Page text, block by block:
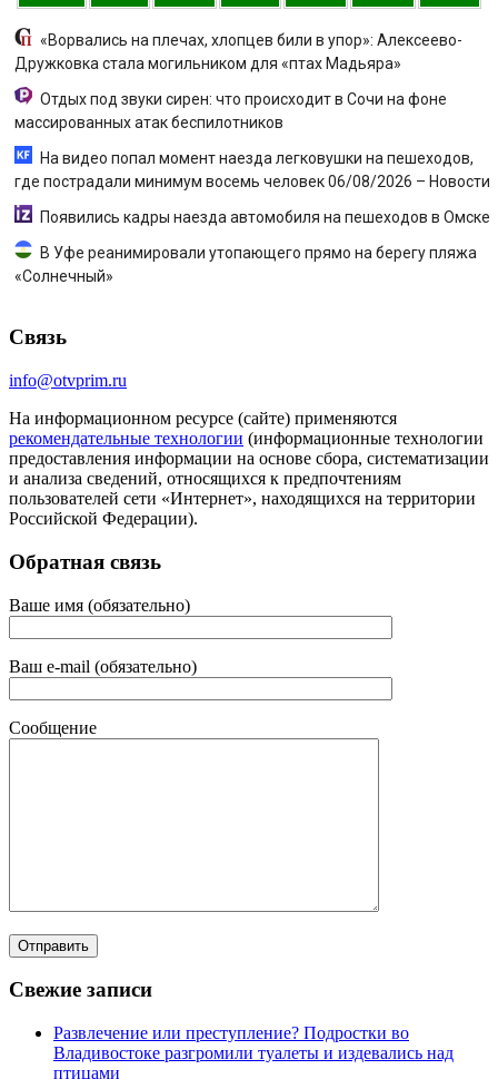
«Ворвались на плечах, хлопцев били в упор»: Алексеево-
Дружковка стала могильником для «птах Мадьяра»
Отдых под звуки сирен: что происходит в Сочи на фоне
массированных атак беспилотников
На видео попал момент наезда легковушки на пешеходов,
где пострадали минимум восемь человек 06/08/2026 – Новости
Появились кадры наезда автомобиля на пешеходов в Омске
В Уфе реанимировали утопающего прямо на берегу пляжа
«Солнечный»
Связь
info@otvprim.ru
На информационном ресурсе (сайте) применяются
рекомендательные технологии (информационные технологии
предоставления информации на основе сбора, систематизации
и анализа сведений, относящихся к предпочтениям
пользователей сети «Интернет», находящихся на территории
Российской Федерации).
Обратная связь
Ваше имя (обязательно)
Ваш e-mail (обязательно)
Сообщение
Свежие записи
Развлечение или преступление? Подростки во
Владивостоке разгромили туалеты и издевались над
птицами